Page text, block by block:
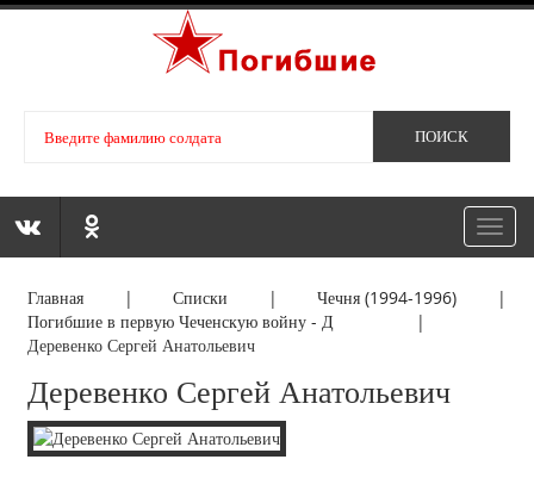
Главная |Списки |Чечня (1994-1996) |
Погибшие в первую Чеченскую войну - Д |
Деревенко Сергей Анатольевич
Деревенко Сергей Анатольевич